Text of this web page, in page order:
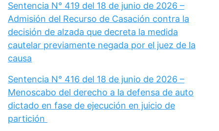
Sentencia N° 419 del 18 de junio de 2026 –
Admisión del Recurso de Casación contra la
decisión de alzada que decreta la medida
cautelar previamente negada por el juez de la
causa
Sentencia N° 416 del 18 de junio de 2026 –
Menoscabo del derecho a la defensa de auto
dictado en fase de ejecución en juicio de
partición